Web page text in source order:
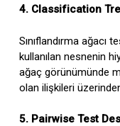
4. Classification
Sınıflandırma ağacı
kullanılan nesnenin
ağaç görünümünde
olan ilişkileri
5. Pairwise Test